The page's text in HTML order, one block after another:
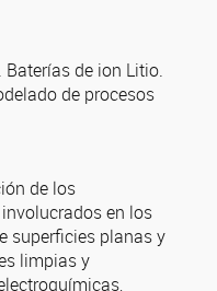
de ion Litio.
de procesos
de los
en los
superficies planas y
limpias y